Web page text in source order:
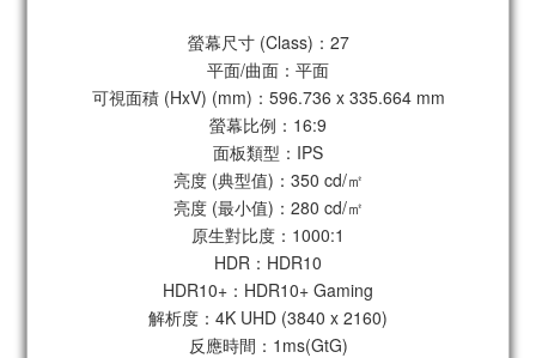
螢幕尺寸 (Class)：27
平面/曲面：平面
可視面積 (HxV) (mm)：596.736 x 335.664 mm
螢幕比例：16:9
面板類型：IPS
亮度 (典型值)：350 cd/㎡
亮度 (最小值)：280 cd/㎡
原生對比度：1000:1
HDR：HDR10
HDR10+：HDR10+ Gaming
解析度：4K UHD (3840 x 2160)
反應時間：1ms(GtG)